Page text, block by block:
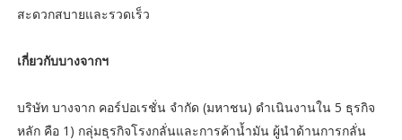
สะดวกสบายและรวดเร็ว
เกี่ยวกับบางจากฯ
บริษัท บางจาก คอร์ปอเรชั่น จำกัด (มหาชน) ดำเนินงานใน 5 ธุรกิจ
หลัก คือ 1) กลุ่มธุรกิจโรงกลั่นและการค้าน้ำมัน ผู้นำด้านการกลั่น